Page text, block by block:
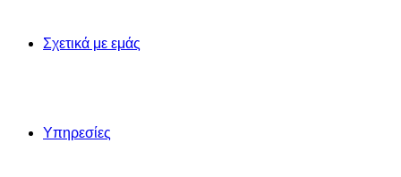
Σχετικά με εμάς
Υπηρεσίες